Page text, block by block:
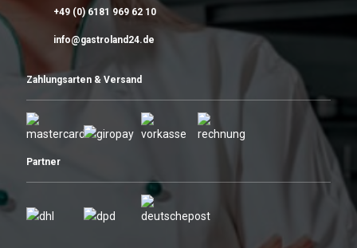
+49 (0) 6181 969 62 10
info@gastroland24.de
Zahlungsarten & Versand
Partner